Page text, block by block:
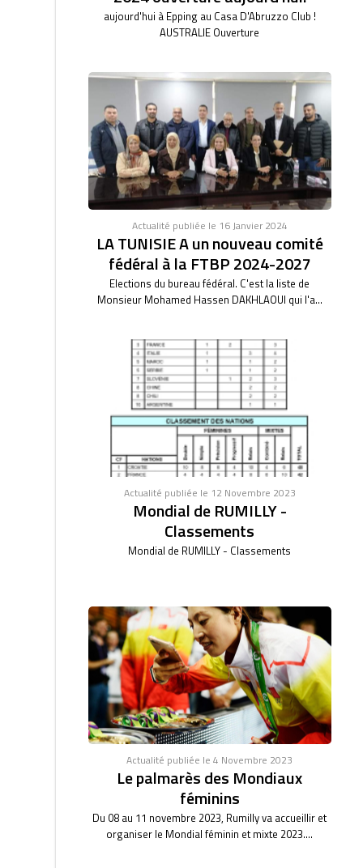
aujourd'hui à Epping au Casa D'Abruzzo Club !
AUSTRALIE Ouverture
Actualité publiée le 16 Janvier 2024
LA TUNISIE A un nouveau comité
fédéral à la FTBP 2024-2027
Elections du bureau fédéral. C'est la liste de
Monsieur Mohamed Hassen DAKHLAOUI qui l'a...
Actualité publiée le 12 Novembre 2023
Mondial de RUMILLY -
Classements
Mondial de RUMILLY - Classements
Actualité publiée le 4 Novembre 2023
Le palmarès des Mondiaux
féminins
Du 08 au 11 novembre 2023, Rumilly va accueillir et
organiser le Mondial féminin et mixte 2023....